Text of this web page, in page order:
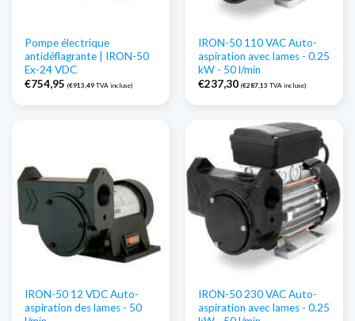
Pompe électrique
antidéflagrante | IRON-50
Ex-24 VDC
€754,95 (€913,49 TVA incluse)
IRON-50 110 VAC Auto-
aspiration avec lames - 0.25
kW - 50 l/min
€237,30 (€287,13 TVA incluse)
IRON-50 12 VDC Auto-
aspiration des lames - 50
IRON-50 230 VAC Auto-
aspiration avec lames - 0.25